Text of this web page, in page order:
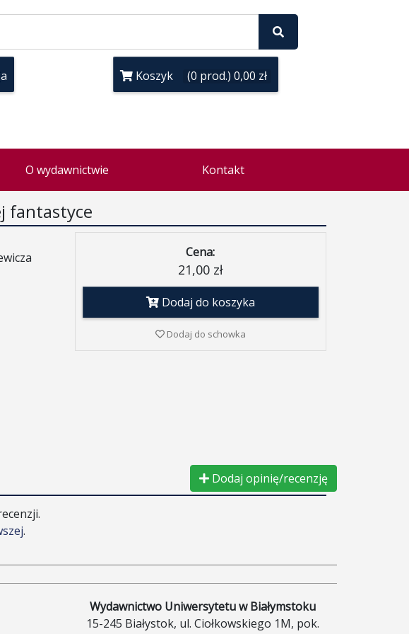
Koszyk (0 prod.) 0,00 zł
O wydawnictwie Kontakt
fantastyce
Cena:
21,00 zł
Dodaj do koszyka
Dodaj do schowka
Dodaj opinię/recenzję
.
Wydawnictwo Uniwersytetu w Białymstoku
15-245 Białystok, ul. Ciołkowskiego 1M, pok.